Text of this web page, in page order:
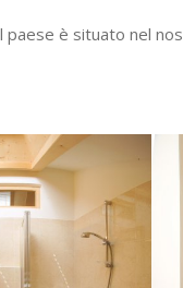
paese è situato nel